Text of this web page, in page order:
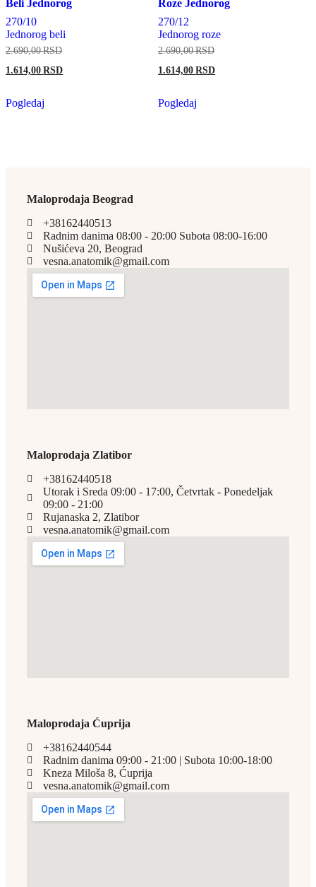
Beli Jednorog
270/10
Jednorog beli
2.690,00RSD
1.614,00RSD
Pogledaj
Roze Jednorog
270/12
Jednorog roze
2.690,00RSD
1.614,00RSD
Pogledaj
Maloprodaja Beograd
+38162440513
Radnim danima 08:00 - 20:00 Subota 08:00-16:00
Nušićeva 20, Beograd
vesna.anatomik@gmail.com​
Maloprodaja Zlatibor
+38162440518
Utorak i Sreda 09:00 - 17:00, Četvrtak - Ponedeljak
09:00 - 21:00
Rujanaska 2, Zlatibor
vesna.anatomik@gmail.com​
Maloprodaja Ćuprija
+38162440544
Radnim danima 09:00 - 21:00 | Subota 10:00-18:00
Kneza Miloša 8, Ćuprija
vesna.anatomik@gmail.com​